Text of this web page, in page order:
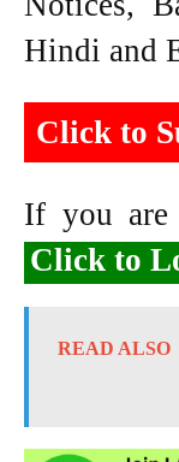
Hindi and
Click to
If you are
Click to
READ ALSO